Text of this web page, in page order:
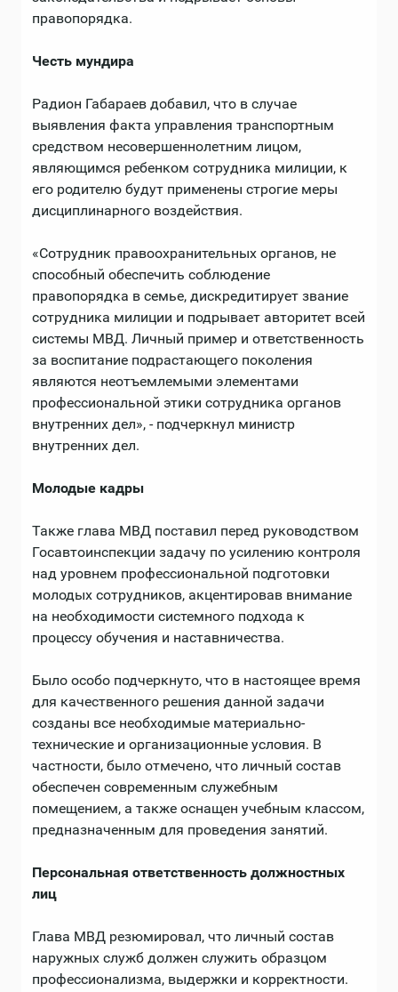
правопорядка.
Честь мундира
Радион Габараев добавил, что в случае
выявления факта управления транспортным
средством несовершеннолетним лицом,
являющимся ребенком сотрудника милиции, к
его родителю будут применены строгие меры
дисциплинарного воздействия.
«Сотрудник правоохранительных органов, не
способный обеспечить соблюдение
правопорядка в семье, дискредитирует звание
сотрудника милиции и подрывает авторитет всей
системы МВД. Личный пример и ответственность
за воспитание подрастающего поколения
являются неотъемлемыми элементами
профессиональной этики сотрудника органов
внутренних дел», - подчеркнул министр
внутренних дел.
Молодые кадры
Также глава МВД поставил перед руководством
Госавтоинспекции задачу по усилению контроля
над уровнем профессиональной подготовки
молодых сотрудников, акцентировав внимание
на необходимости системного подхода к
процессу обучения и наставничества.
Было особо подчеркнуто, что в настоящее время
для качественного решения данной задачи
созданы все необходимые материально-
технические и организационные условия. В
частности, было отмечено, что личный состав
обеспечен современным служебным
помещением, а также оснащен учебным классом,
предназначенным для проведения занятий.
Персональная ответственность должностных
лиц
Глава МВД резюмировал, что личный состав
наружных служб должен служить образцом
профессионализма, выдержки и корректности.